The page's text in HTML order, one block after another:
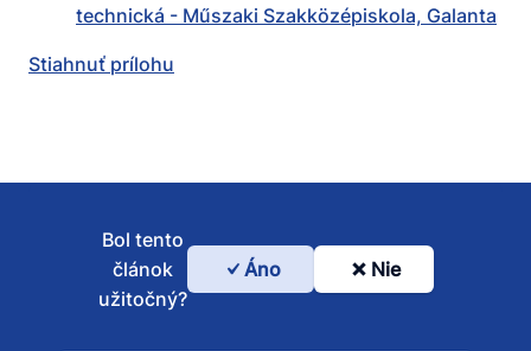
technická - Műszaki Szakközépiskola, Galanta
Stiahnuť prílohu
Bol
Bol tento
článok
užitočný?
Áno Nie